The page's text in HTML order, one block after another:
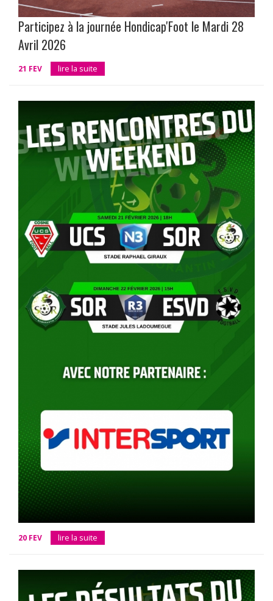
Participez à la journée Hondicap'Foot le Mardi 28
Avril 2026
21 FEV lire la suite
20 FEV lire la suite